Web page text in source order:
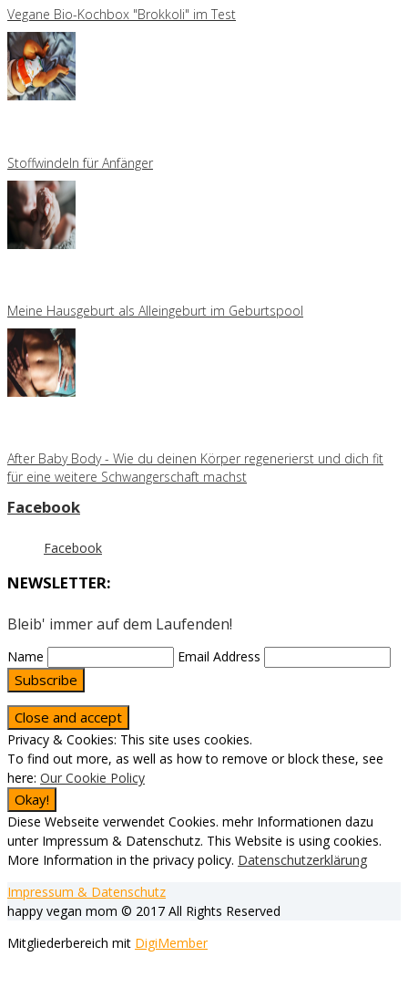
Vegane Bio-Kochbox "Brokkoli" im Test
Stoffwindeln für Anfänger
Meine Hausgeburt als Alleingeburt im Geburtspool
After Baby Body - Wie du deinen Körper regenerierst und dich fit
für eine weitere Schwangerschaft machst
Facebook
Facebook
NEWSLETTER:
Bleib' immer auf dem Laufenden!
Name Email Address
Subscribe
Privacy & Cookies: This site uses cookies.
To find out more, as well as how to remove or block these, see
here: Our Cookie Policy
Diese Webseite verwendet Cookies. mehr Informationen dazu
unter Impressum & Datenschutz. This Website is using cookies.
More Information in the privacy policy. Datenschutzerklärung
Impressum & Datenschutz
happy vegan mom © 2017 All Rights Reserved
Mitgliederbereich mit DigiMember